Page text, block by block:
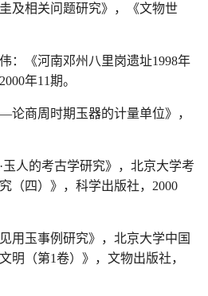
及相关问题研究》，《文物世
：《河南邓州八里岗遗址1998年
年11期。
商周时期玉器的计量单位》，
玉人的考古学研究》，北京大学考
（四）》，科学出版社，2000
用玉事例研究》，北京大学中国
明（第1卷）》，文物出版社，